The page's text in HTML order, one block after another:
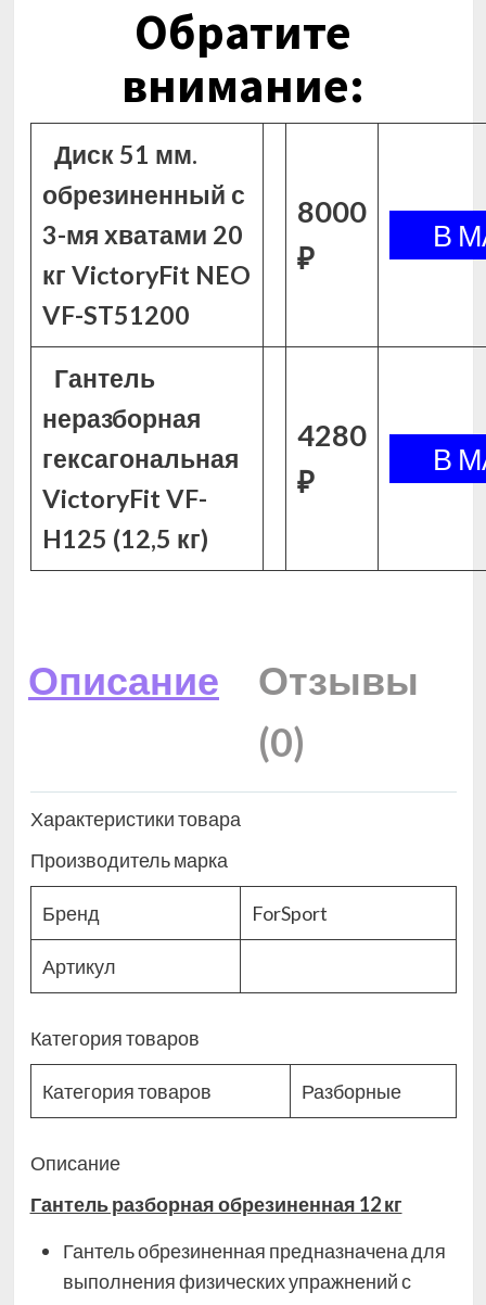
Обратите
внимание:
Диск 51 мм.
обрезиненный с
3-мя хватами 20
кг VictoryFit NEO
VF-ST51200
8000
₽
Гантель
неразборная
гексагональная
VictoryFit VF-
H125 (12,5 кг)
4280
₽
Описание
Отзывы
(0)
Характеристики товара
Производитель марка
Бренд ForSport
Артикул
Категория товаров
Категория товаров Разборные
Описание
Гантель разборная обрезиненная 12 кг
Гантель обрезиненная предназначена для
выполнения физических упражнений с